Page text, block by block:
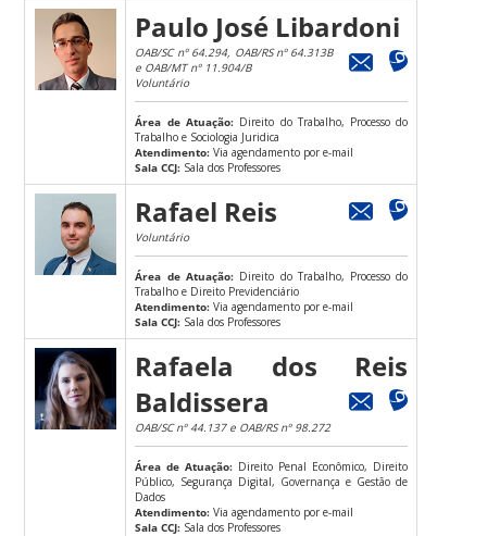
Paulo José Libardoni
OAB/SC nº 64.294, OAB/RS nº 64.313B
e OAB/MT nº 11.904/B
Voluntário
Área de Atuação:Direito do Trabalho, Processo do
Trabalho e Sociologia Juridica
Atendimento: Via agendamento por e-mail
Sala CCJ: Sala dos Professores
Rafael Reis
Voluntário
Área de Atuação:Direito do Trabalho, Processo do
Trabalho e Direito Previdenciário
Atendimento: Via agendamento por e-mail
Sala CCJ: Sala dos Professores
Rafaela dos Reis
Baldissera
OAB/SC nº 44.137 e OAB/RS nº 98.272
Área de Atuação: Direito Penal Econômico, Direito
Público, Segurança Digital, Governança e Gestão de
Dados
Atendimento: Via agendamento por e-mail
Sala CCJ: Sala dos Professores